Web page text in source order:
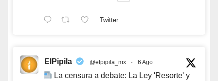
Twitter
ElPipila @elpipila_mx · 6 Ago
La censura a debate: La Ley 'Resorte' y